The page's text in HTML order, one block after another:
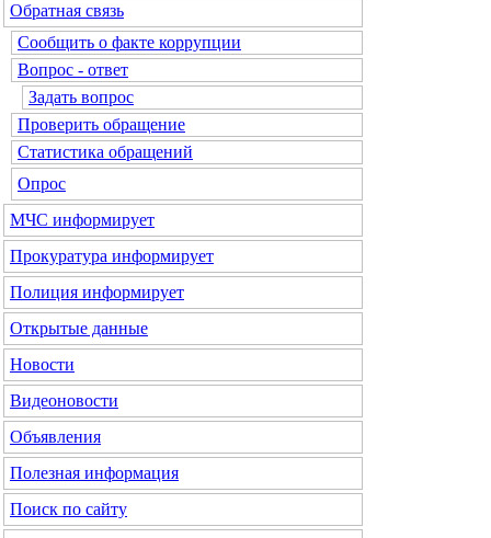
Обратная связь
Сообщить о факте коррупции
Вопрос - ответ
Задать вопрос
Проверить обращение
Статистика обращений
Опрос
МЧС информирует
Прокуратура информирует
Полиция информирует
Открытые данные
Новости
Видеоновости
Объявления
Полезная информация
Поиск по сайту